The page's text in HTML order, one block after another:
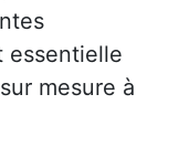
essentielle
mesure à